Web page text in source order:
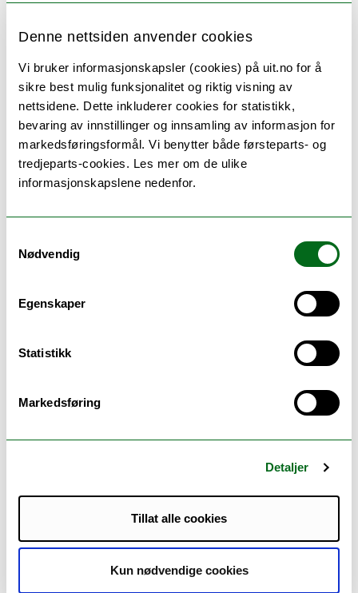
Denne nettsiden anvender cookies
Vi bruker informasjonskapsler (cookies) på uit.no for å
sikre best mulig funksjonalitet og riktig visning av
nettsidene. Dette inkluderer cookies for statistikk,
bevaring av innstillinger og innsamling av informasjon for
markedsføringsformål. Vi benytter både førsteparts- og
tredjeparts-cookies. Les mer om de ulike
informasjonskapslene nedenfor.
Nødvendig
Egenskaper
Statistikk
Markedsføring
Detaljer
Tillat alle cookies
Kun nødvendige cookies
problemstillinger relatert til metabolske og
kan kommunisere om faglige
problemstillinger, analyser og konklusjoner
relevant for fiskens biokjemi og metabolske
endringer, mikroflora og kvalitet på fisk.
kjenner til nytenking og i
innovasjonsprosesser innen fiskens biokjemi
og metabolisme, mikroflora og kvalitet på fisk.
Undervisnings- og
Undervisning
gruppearbeid. Frist for innlevering av journaler er
eksamen. Seminar (obligatorisk). Studentene
jobber i grupper med ulike tema og skal
presentere disse for de andre